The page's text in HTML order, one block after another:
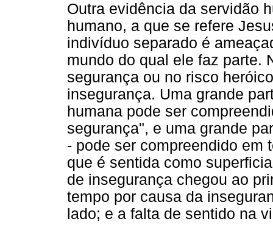
Outra evidência da servidão
humano, a que se refere
indivíduo separado é
mundo do qual ele faz parte.
segurança ou no risco
insegurança. Uma grande
humana pode ser
segurança", e uma grande
- pode ser compreendido em
que é sentida como
de insegurança chegou ao
tempo por causa da
lado; e a falta de sentido na